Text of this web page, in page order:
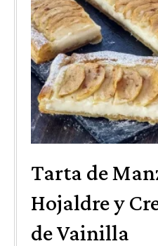
Tarta de
Hojaldre y
de Vainilla